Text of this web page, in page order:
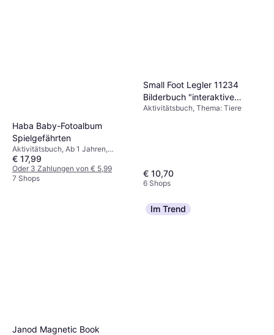
Haba Baby-Fotoalbum
Spielgefährten
Aktivitätsbuch, Ab 1 Jahren,
Thema: Tiere
€ 17,99
Oder 3 Zahlungen von € 5,99
7 Shops
Small Foot Legler 11234
Bilderbuch "interaktive
Waldlandschaft" für Baby
Aktivitätsbuch, Thema: Tiere
€ 10,70
6 Shops
Janod Magnetic Book
Im Trend